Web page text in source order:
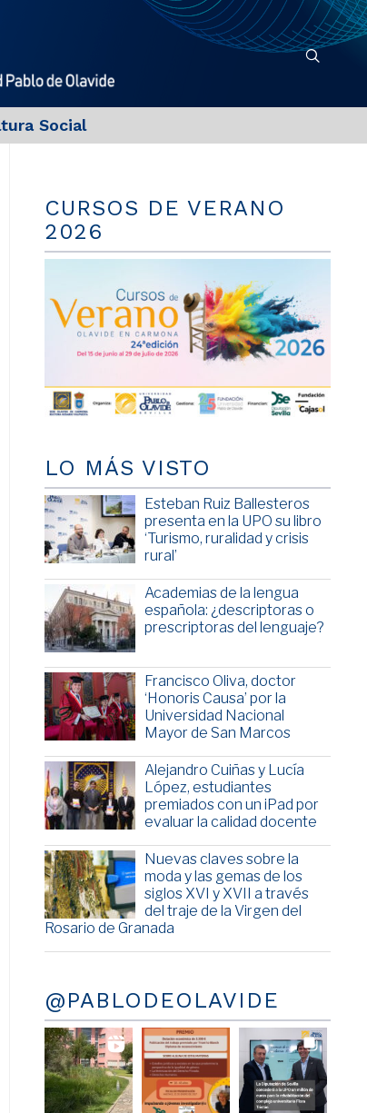
Social
CURSOS DE VERANO
2026
LO MÁS VISTO
Esteban Ruiz Ballesteros
presenta en la UPO su libro
‘Turismo, ruralidad y crisis
rural’
Academias de la lengua
española: ¿descriptoras o
prescriptoras del lenguaje?
Francisco Oliva, doctor
‘Honoris Causa’ por la
Universidad Nacional
Mayor de San Marcos
Alejandro Cuiñas y Lucía
López, estudiantes
premiados con un iPad por
evaluar la calidad docente
Nuevas claves sobre la
moda y las gemas de los
siglos XVI y XVII a través
del traje de la Virgen del
Rosario de Granada
@PABLODEOLAVIDE